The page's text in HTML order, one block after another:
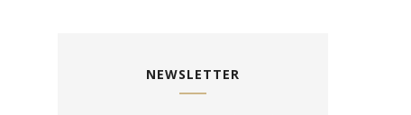
NEWSLETTER